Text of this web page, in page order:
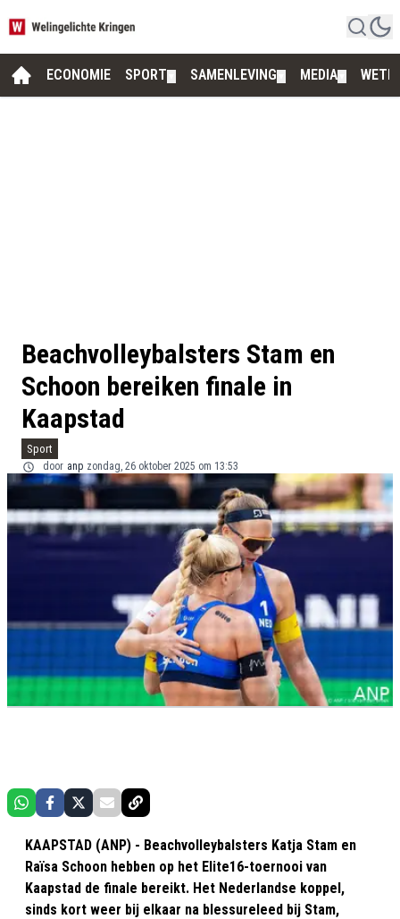
ECONOMIE SPORT SAMENLEVING MEDIA
Beachvolleybalsters Stam en
Schoon bereiken finale in
Kaapstad
Sport
door anp zondag, 26 oktober 2025 om 13:53
KAAPSTAD (ANP) - Beachvolleybalsters Katja Stam en
Raïsa Schoon hebben op het Elite16-toernooi van
Kaapstad de finale bereikt. Het Nederlandse koppel,
sinds kort weer bij elkaar na blessureleed bij Stam,